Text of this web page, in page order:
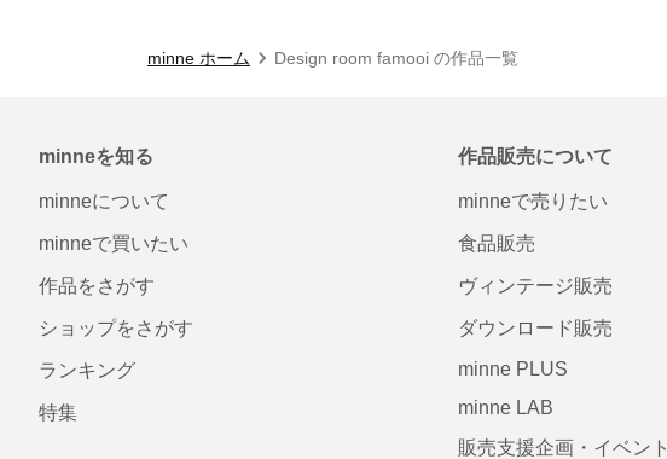
minne ホーム Design room famooi の作品一覧
minneを知る
minneについて
minneで買いたい
作品をさがす
ショップをさがす
ランキング
特集
作品販売について
minneで売りたい
食品販売
ヴィンテージ販売
ダウンロード販売
minne PLUS
minne LAB
販売支援企画・イベント